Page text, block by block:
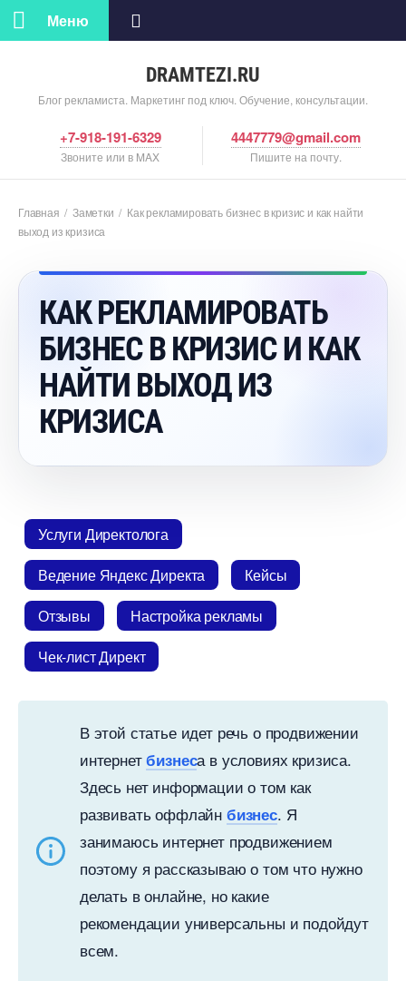
DRAMTEZI.RU
Блог рекламиста. Маркетинг под ключ. Обучение, консультации.
Меню
+7-918-191-6329
Звоните или в MAX
4447779@gmail.com
Пишите на почту.
Главная / Заметки / Как рекламировать бизнес в кризис и как найти
ыход из кризиса
КАК РЕКЛАМИРОВАТЬ
БИЗНЕС В КРИЗИС И КАК
НАЙТИ ВЫХОД ИЗ
КРИЗИСА
Услуги Директолога
едение Яндекс Директа
Кейсы
Отзывы
Настройка рекламы
Чек-лист Директ
этой статье идет речь о продвижении
интернетизнеса в условиях кризиса.
Здесь нет информации о том как
развивать оффлайн изнес. Я
занимаюсь интернет продвижением
поэтому я рассказываю о том что нужно
делать в онлайне, но какие
рекомендации универсальны и подойдут
сем.